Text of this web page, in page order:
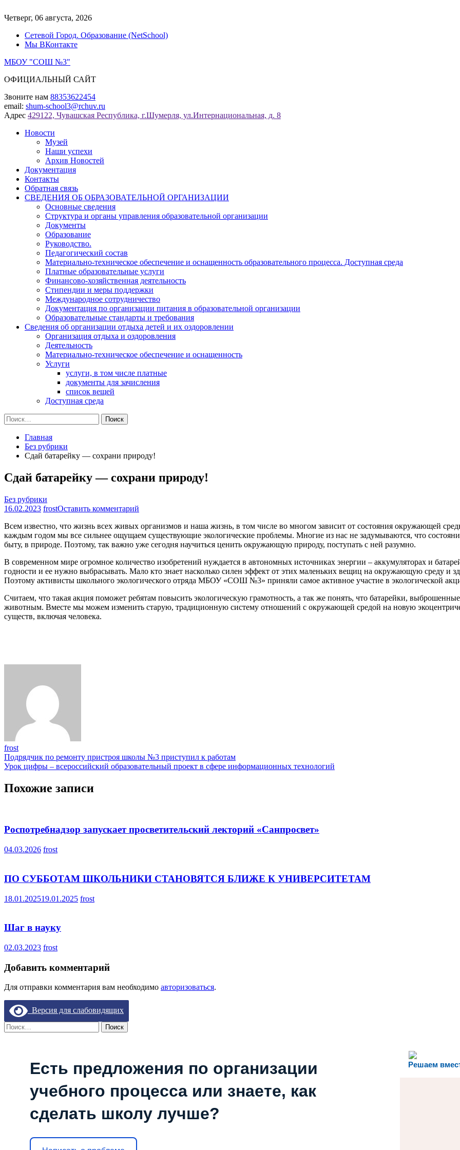
к
Четверг, 06 августа, 2026
Сетевой Город. Образование (NetSchool)
Мы ВКонтакте
МБОУ "СОШ №3"
ОФИЦИАЛЬНЫЙ САЙТ
Звоните нам 88353622454
email: shum-school3@rchuv.ru
Адрес 429122, Чувашская Республика, г.Шумерля, ул.Интернациональная, д. 8
Новости
Музей
Наши успехи
Архив Новостей
Документация
Контакты
Обратная связь
СВЕДЕНИЯ ОБ ОБРАЗОВАТЕЛЬНОЙ ОРГАНИЗАЦИИ
Основные сведения
Структура и органы управления образовательной организации
Документы
Образование
Руководство.
Педагогический состав
Материально-техническое обеспечение и оснащенность образовательного процесса. Доступная среда
Платные образовательные услуги
Финансово-хозяйственная деятельность
Стипендии и меры поддержки
Международное сотрудничество
Документация по организации питания в образовательной организации
Образовательные стандарты и требования
Сведения об организации отдыха детей и их оздоровлении
Организация отдыха и оздоровления
Деятельность
Материально-техническое обеспечение и оснащенность
Услуги
услуги, в том числе платные
документы для зачисления
список вещей
Доступная среда
Найти:
Главная
Без рубрики
Сдай батарейку — сохрани природу!
Сдай батарейку — сохрани природу!
Без рубрики
16.02.2023 frostОставить комментарий
батарейку
—
сохрани
Всем известно, что жизнь всех живых организмов и наша жизнь, в том числе во многом зависит от состояния окружающей
каждым годом мы все сильнее ощущаем существующие экологические проблемы. Многие из нас не задумываются, что
быту, в природе. Поэтому, так важно уже сегодня научиться ценить окружающую природу, поступать с ней разумно.
В современном мире огромное количество изобретений нуждается в автономных источниках энергии – аккумуляторах и
годности и ее нужно выбрасывать. Мало кто знает насколько силен эффект от этих маленьких вещиц на окружающую среду и
Поэтому активисты школьного экологического отряда МБОУ «СОШ №3» приняли самое активное участие в экологической
Считаем, что такая акция поможет ребятам повысить экологическую грамотность, а так же понять, что батарейки,
животным. Вместе мы можем изменить старую, традиционную систему отношений с окружающей средой на новую
существ, включая человека.
frost
Навигация
по
записям
Подрядчик по ремонту пристроя школы №3 приступил к работам
Урок цифры – всероссийский образовательный проект в сфере информационных технологий
Похожие записи
Роспотребнадзор запускает просветительский лекторий «Санпросвет»
04.03.2026 frost
ПО СУББОТАМ ШКОЛЬНИКИ СТАНОВЯТСЯ БЛИЖЕ К УНИВЕРСИТЕТАМ
18.01.202519.01.2025 frost
Шаг в науку
02.03.2023 frost
Добавить комментарий
Для отправки комментария вам необходимо авторизоваться.
Версия для слабовидящих
Найти:
Решаем
Есть предложения по организации
учебного процесса или знаете, как
сделать школу лучше?